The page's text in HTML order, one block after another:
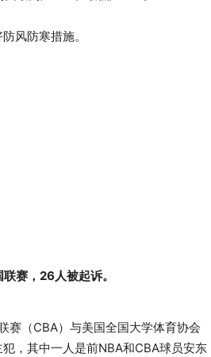
风防寒措施。
赛，26人被起诉。
赛（CBA）与美国全国大学体育协会
，其中一人是前NBA和CBA球员安东